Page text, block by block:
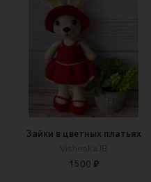
Зайки в цветных платьях
VishenkaJB
1500 ₽